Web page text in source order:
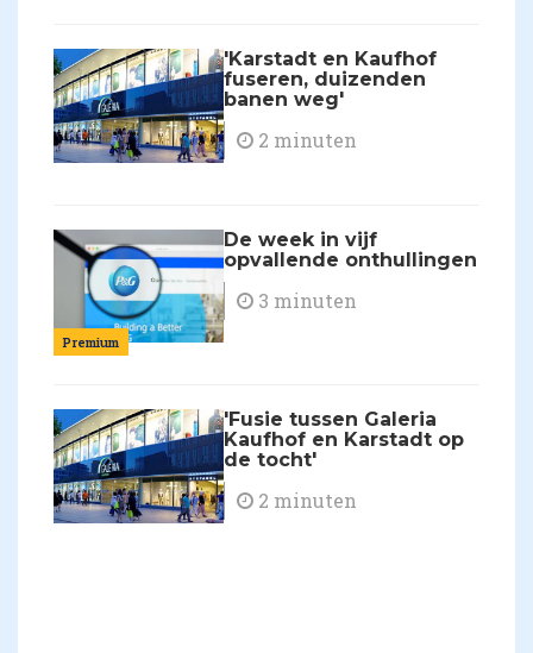
'Karstadt en Kaufhof
fuseren, duizenden
banen weg'
2 minuten
Premium
De week in vijf
opvallende onthullingen
3 minuten
'Fusie tussen Galeria
Kaufhof en Karstadt op
de tocht'
2 minuten